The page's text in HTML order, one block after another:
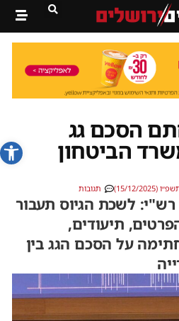
פתח
הסכם גג
הביטחון
12/2025) תגובות
לשכת הגיוס תעבור
תיעודים,
על הסכם הגג בין